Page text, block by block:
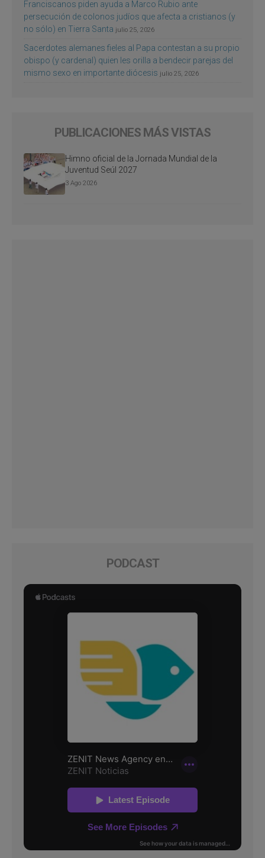
Franciscanos piden ayuda a Marco Rubio ante
persecución de colonos judíos que afecta a cristianos (y
no sólo) en Tierra Santa julio 25, 2026
Sacerdotes alemanes fieles al Papa contestan a su propio
obispo (y cardenal) quien les orilla a bendecir parejas del
mismo sexo en importante diócesis julio 25, 2026
PUBLICACIONES MÁS VISTAS
Himno oficial de la Jornada Mundial de la
Juventud Seúl 2027
3 Ago 2026
PODCAST